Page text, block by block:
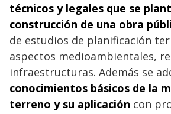
técnicos y legales que se
construcción de una obra
de estudios de planificación
aspectos medioambientales,
infraestructuras. Además se
conocimientos básicos de la
terreno y su aplicación con